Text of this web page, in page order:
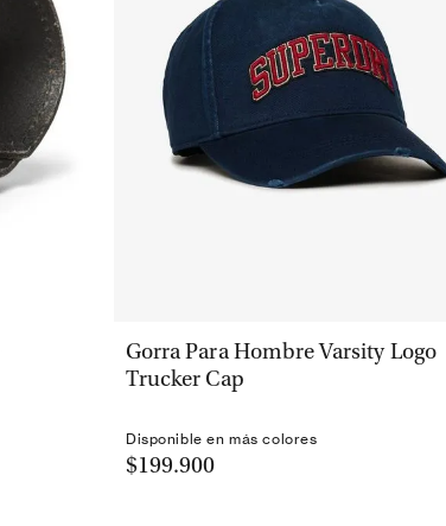
VISTA RÁPIDA
Gorra Para Hombre Varsity Logo
Trucker Cap
Disponible en más colores
$199.900